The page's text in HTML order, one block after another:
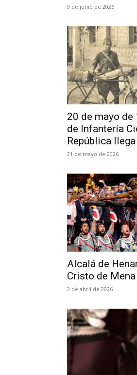
9 de junio de 2026
20 de mayo
de Infantería
República
21 de mayo de 2026
Alcalá de
Cristo de Mena
2 de abril de 2026